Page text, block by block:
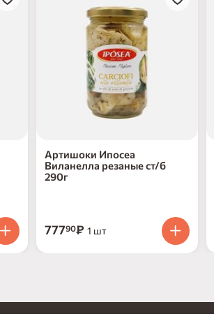
Артишоки Ипосеа
Виланелла резаные ст/б
290г
77790₽ 1 шт